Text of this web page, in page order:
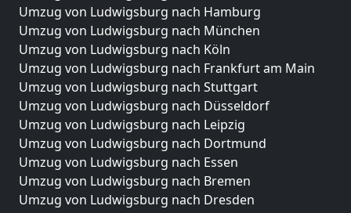
Umzug von Ludwigsburg nach Hamburg
Umzug von Ludwigsburg nach München
Umzug von Ludwigsburg nach Köln
Umzug von Ludwigsburg nach Frankfurt am Main
Umzug von Ludwigsburg nach Stuttgart
Umzug von Ludwigsburg nach Düsseldorf
Umzug von Ludwigsburg nach Leipzig
Umzug von Ludwigsburg nach Dortmund
Umzug von Ludwigsburg nach Essen
Umzug von Ludwigsburg nach Bremen
Umzug von Ludwigsburg nach Dresden